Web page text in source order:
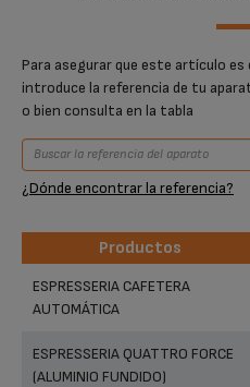
Para asegurar que este artículo
introduce la referencia de tu
o bien consulta en la tabla
¿Dónde encontrar la referencia?
Productos
ESPRESSERIA CAFETERA
AUTOMÁTICA
ESPRESSERIA QUATTRO FORCE
(ALUMINIO FUNDIDO)